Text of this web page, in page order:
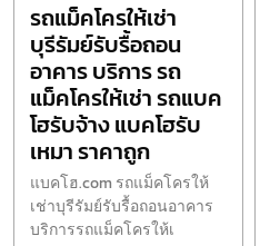
รถแม็คโครให้เช่า
บุรีรัมย์รับรื้อถอน
อาคาร บริการ รถ
แม็คโครให้เช่า รถแบค
โฮรับจ้าง แบคโฮรับ
เหมา ราคาถูก
แบคโฮ.com รถแม็คโครให้
เช่าบุรีรัมย์รับรื้อถอนอาคาร
บริการรถแม็คโครให้เ